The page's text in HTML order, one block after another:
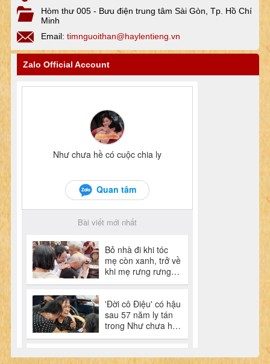
Hòm thư 005 - Bưu điện trung tâm Sài Gòn, Tp. Hồ Chí
Minh
Email: timnguoithan@haylentieng.vn
Zalo Official Account